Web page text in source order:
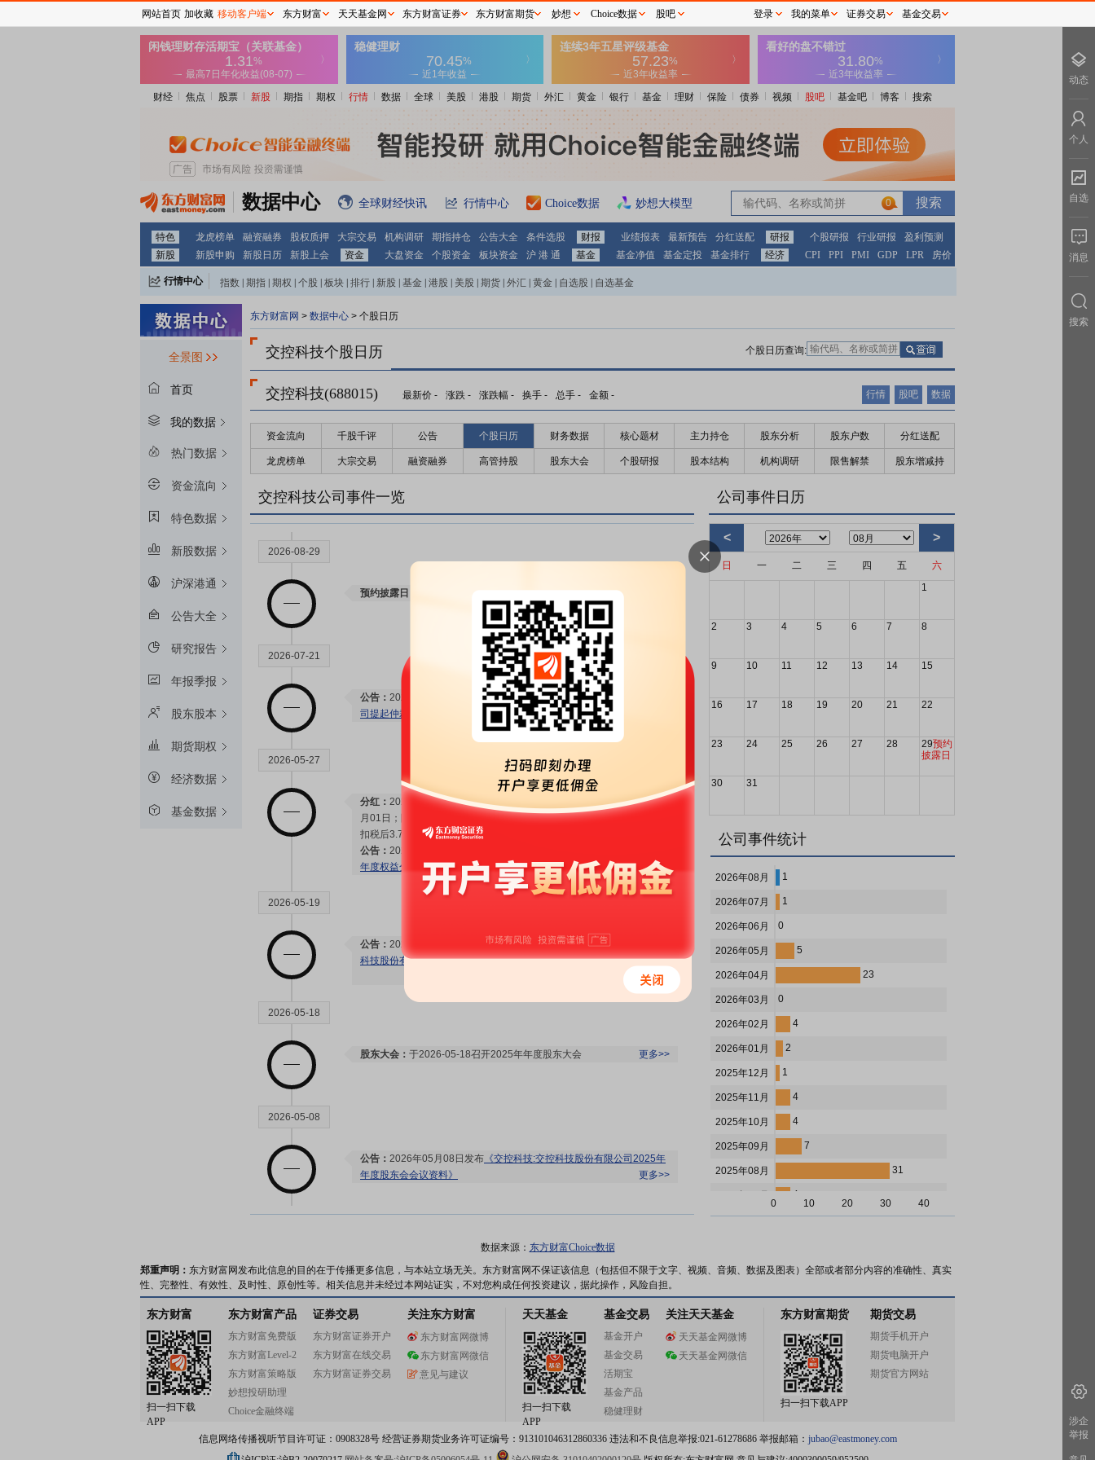
财经 焦点 股票 新股 期指 期权 行情 数据 全球 美股 港股 期货 外汇 黄金 银行 基金 理财 保险 债券 视频 股吧 基金吧 博客 搜索
数据中心 全球财经快讯 行情中心 Choice数据 妙想大模型 0
特色 龙虎榜单 融资融券 股权质押 大宗交易 机构调研 期指持仓 公告大全 条件选股 财报 业绩报表 最新预告 分红送配 研报 个股研报 行业研报
盈利预测
新股
新股申购 新股日历 新股上会 资金 大盘资金 个股资金 板块资金 沪 港 通 基金 基金净值 基金定投 基金排行 经济 CPI PPI PMI GDP LPR 房价
行情中心 指数 期指 期权 个股 板块 排行 新股 基金 港股 美股 期货 外汇 黄金 自选股 自选基金
全景图
首页
我的数据
热门数据
资金流向
特色数据
新股数据
沪深港通
公告大全
研究报告
年报季报
股东股本
期货期权
经济数据
基金数据
东方财富网 > 数据中心 > 个股日历
交控科技个股日历 个股日历查询:
交控科技(688015) 最新价 - 涨跌 - 涨跌幅 - 换手 - 总手 - 金额 - 行情 股吧 数据
资金流向 千股千评 公告 个股日历 财务数据 核心题材 主力持仓 股东分析 股东户数 分红送配
龙虎榜单 大宗交易 融资融券 高管持股 股东大会 个股研报 股本结构 机构调研 限售解禁 股东增减持
交控科技公司事件一览
2026-08-29
预约披露日： 2026年半年报预约2026年08月29日披露
2026-07-21
公告： 2026年07月21日发布《交控科技:交控科技股份有限公司关于公
司提起仲裁的公告》
2026-05-27
分红： 2026年05月27日公布2025年年报分红，股权登记日：2026年06
月01日；除权除息日：2026年06月02日；分配方案：10派4.20元(含税,
扣税后3.78元)[正式]
公告： 2026年05月27日发布
年度权益分派实施公告》
更多>>
2026-05-19
公告： 2026年05月19日发布
《交控科技:北京德恒律师事务所关于交控
科技股份有限公司2025年年度股东会的法律意见书》等2条公告
更多>>
2026-05-18
股东大会： 于2026-05-18召开2025年年度股东大会 更多>>
2026-05-08
公告： 2026年05月08日发布 《交控科技:交控科技股份有限公司2025年
年度股东会会议资料》
更多>>
机构调研：
2026年04月30日披露公司于2026年04月29日接待13家机构
调研
更多>>
关联交易：2026年04月28日公布与北京京投亿雅捷交通科技有限公司
(其它关联关系)发生3笔交易，合计金额374.00万元，款项涉及购买商品
更多>>
《交控科技:交控科技股份有限公司关于续
聘2026年度审计机构的公告》等27条公告
更多>>
2026年一季报归属净利润1633万元，同比下降7.77%，基本
公司事件日历
< >
日 一 二 三 四 五
六
1
2 3 4 5 6 7 8
9 10 11 12 13 14 15
16 17 18 19 20 21 22
23 24 25 26 27 28 29预约
披露日
30 31
公司事件统计
2026年08月 1
2026年07月 1
2026年06月 0
2026年05月 5
2026年04月 23
2026年03月 0
2026年02月 4
2026年01月 2
2025年12月 1
2025年11月 4
2025年10月 4
2025年09月 7
2025年08月 31
4
2025年06月 4
2025年04月 33
2025年02月 5
2025年01月 6
11
11
2024年09月 9
0 10 20 30 40
数据来源： 东方财富Choice数据
郑重声明： 东方财富网发布此信息的目的在于传播更多信息，与本站立场无关。东方财富网不保证该信息（包括但不限于文字、视频、音频、数据及图表）全部或者部分内容的准确性、真实
性、完整性、有效性、及时性、原创性等。相关信息并未经过本网站证实，不对您构成任何投资建议，据此操作，风险自担。
东方财富
扫一扫下载
APP
东方财富产品
东方财富免费版
东方财富Level-2
东方财富策略版
妙想投研助理
Choice金融终端
证券交易
东方财富证券开户
东方财富在线交易
东方财富证券交易
关注东方财富
东方财富网微博
东方财富网微信
意见与建议
天天基金
扫一扫下载
APP
基金交易
基金开户
基金交易
活期宝
基金产品
稳健理财
关注天天基金
天天基金网微博
天天基金网微信
东方财富期货
扫一扫下载APP
期货交易
期货手机开户
期货电脑开户
期货官方网站
信息网络传播视听节目许可证：0908328号 经营证券期货业务许可证编号：913101046312860336 违法和不良信息举报:021-61278686 举报邮箱： jubao@eastmoney.com
网站首页 加收藏 移动客户端 东方财富 天天基金网 东方财富证券 东方财富期货 妙想 Choice数据 股吧 登录 我的菜单 证券交易 基金交易
动态
个人
自选
消息
搜索
涉企
举报